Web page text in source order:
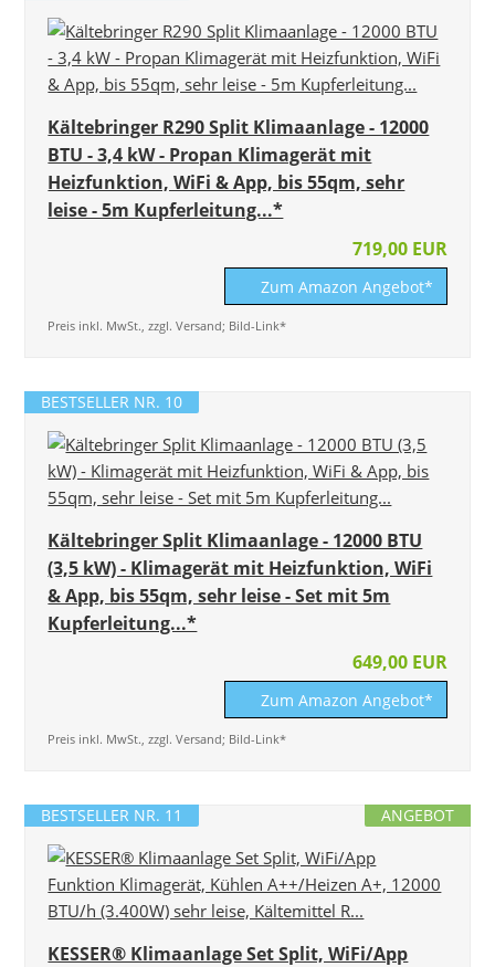
Kältebringer R290 Split Klimaanlage - 12000
BTU - 3,4 kW - Propan Klimagerät mit
Heizfunktion, WiFi & App, bis 55qm, sehr
leise - 5m Kupferleitung...*
719,00 EUR
Zum Amazon Angebot*
Preis inkl. MwSt., zzgl. Versand; Bild-Link*
BESTSELLER NR. 10
Kältebringer Split Klimaanlage - 12000 BTU
(3,5 kW) - Klimagerät mit Heizfunktion, WiFi
& App, bis 55qm, sehr leise - Set mit 5m
Kupferleitung...*
649,00 EUR
Zum Amazon Angebot*
Preis inkl. MwSt., zzgl. Versand; Bild-Link*
ANGEBOT
BESTSELLER NR. 11
KESSER® Klimaanlage Set Split, WiFi/App